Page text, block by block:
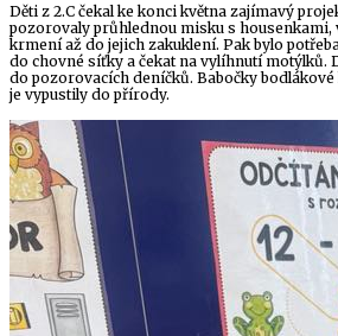
s
názvem
Motýli
ve
2.C
Děti z 2.C čekal ke konci května zajímavý
pozorovaly průhlednou misku s housenkami,
krmení až do jejich zakuklení. Pak bylo
do chovné síťky a čekat na vylíhnutí motýlků.
do pozorovacích deníčků. Babočky
je vypustily do přírody.